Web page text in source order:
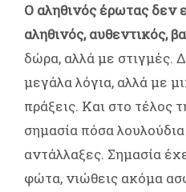
Ο αληθινός έρωτας δεν
αληθινός, αυθεντικός,
δώρα, αλλά με στιγμές.
μεγάλα λόγια, αλλά με
πράξεις. Και στο τέλος
σημασία πόσα
αντάλλαξες. Σημασία
φώτα, νιώθεις ακόμα